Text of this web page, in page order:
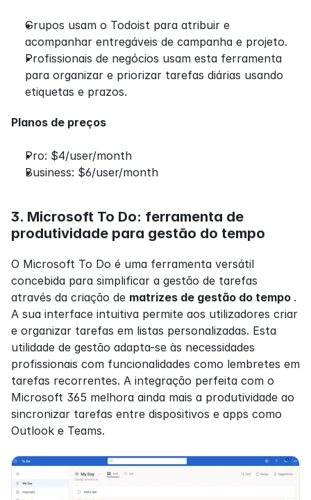
Grupos usam o Todoist para atribuir e
acompanhar entregáveis de campanha e projeto.
Profissionais de negócios usam esta ferramenta
para organizar e priorizar tarefas diárias usando
etiquetas e prazos.
Planos de preços
Pro: $4/user/month
Business: $6/user/month
3. Microsoft To Do: ferramenta de
produtividade para gestão do tempo
O Microsoft To Do é uma ferramenta versátil
concebida para simplificar a gestão de tarefas
através da criação de matrizes de gestão do tempo .
A sua interface intuitiva permite aos utilizadores criar
e organizar tarefas em listas personalizadas. Esta
utilidade de gestão adapta-se às necessidades
profissionais com funcionalidades como lembretes em
tarefas recorrentes. A integração perfeita com o
Microsoft 365 melhora ainda mais a produtividade ao
sincronizar tarefas entre dispositivos e apps como
Outlook e Teams.